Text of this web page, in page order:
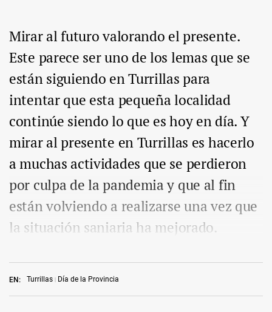
EN: Turrillas Día de la Provincia
Mirar al futuro valorando el presente.
Este parece ser uno de los lemas que se
están siguiendo en Turrillas para
intentar que esta pequeña localidad
continúe siendo lo que es hoy en día. Y
mirar al presente en Turrillas es hacerlo
a muchas actividades que se perdieron
por culpa de la pandemia y que al fin
están volviendo a realizarse una vez que
la situación saniaria ha mejorado.